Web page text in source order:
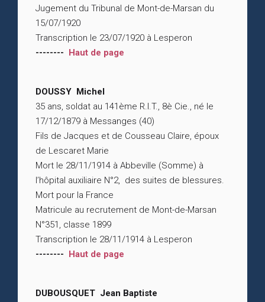
Jugement du Tribunal de Mont-de-Marsan du
15/07/1920
Transcription le 23/07/1920 à Lesperon
-------- Haut de page
DOUSSY Michel
35 ans, soldat au 141ème R.I.T., 8è Cie., né le
17/12/1879 à Messanges (40)
Fils de Jacques et de Cousseau Claire, époux
de Lescaret Marie
Mort le 28/11/1914 à Abbeville (Somme) à
l’hôpital auxiliaire N°2, des suites de blessures.
Mort pour la France
Matricule au recrutement de Mont-de-Marsan
N°351, classe 1899
Transcription le 28/11/1914 à Lesperon
-------- Haut de page
DUBOUSQUET Jean Baptiste